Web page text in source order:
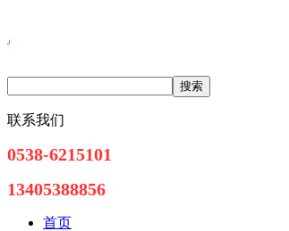
联系我们
0538-6215101
13405388856
首页